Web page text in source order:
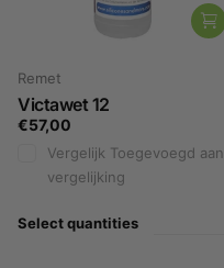
Remet
Victawet 12
€57,00
Vergelijk Toegevoegd aan
vergelijking
Select quantities